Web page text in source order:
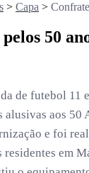
> Capa >
50
de futebol 11
alusivas aos
e foi
em